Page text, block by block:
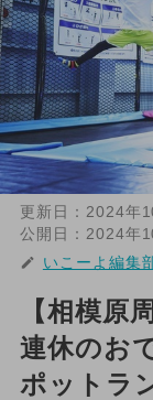
更新日： 2024年
公開日： 2024年
いこーよ編集
【相模原
連休のお
ポットラ